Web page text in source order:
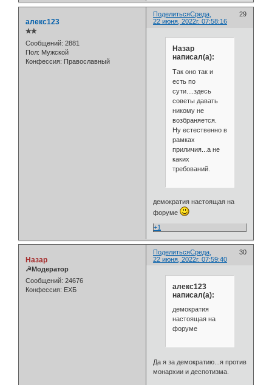
Поделиться 29
Среда,
22 июня, 2022г. 07:58:16
алекс123
✯✯
Сообщений: 2881
Пол: Мужской
Конфессия: Православный
Назар
написал(а):
Так оно так и
есть по
сути....здесь
советы давать
никому не
возбраняется.
Ну естественно в
рамках
приличия...а не
каких
требований.
демократия настоящая на
форуме
+1
Поделиться 30
Среда,
22 июня, 2022г. 07:59:40
Назар
☭Модератор
Сообщений: 24676
Конфессия: ЕХБ
алекс123
написал(а):
демократия
настоящая на
форуме
Да я за демократию...я против
монархии и деспотизма.